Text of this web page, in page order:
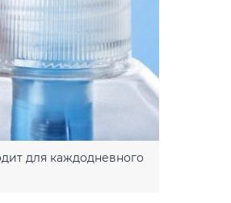
для каждодневного